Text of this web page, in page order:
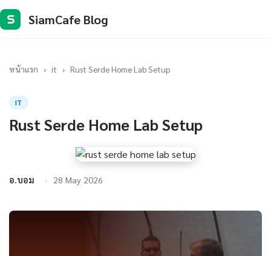
S SiamCafe Blog
หน้าแรก › it › Rust Serde Home Lab Setup
IT
Rust Serde Home Lab Setup
อ.บอม 28 May 2026